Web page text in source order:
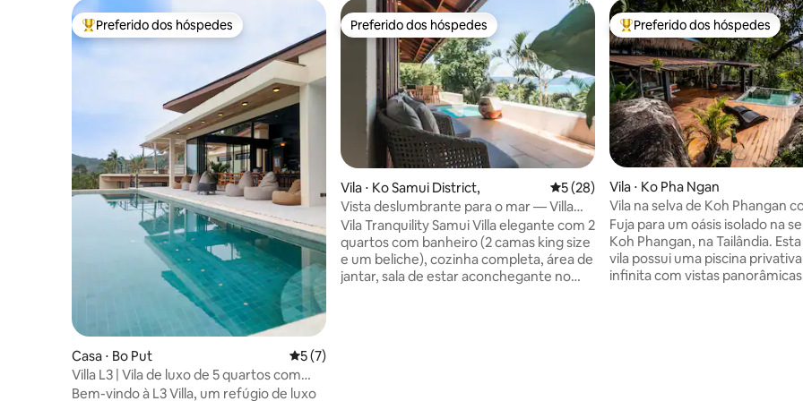
Entre os melhores preferidos dos hóspedes
Preferido dos hóspedes
Casa ⋅ Bo Put 5 de uma avaliação média de 5, 7 avaliações
5 (7)
Villa L3 | Vila de luxo de 5 quartos com
piscina privativa
Bem-vindo à L3 Villa, um refúgio de luxo
Preferido dos hóspedes
Preferido dos hóspedes
Vila ⋅ Ko Samui District, 5 de uma avaliação média de 5, 28
5 (28)
Vista deslumbrante para o mar — Villa
Tranquility
Vila Tranquility Samui Villa elegante com 2
quartos com banheiro (2 camas king size
e um beliche), cozinha completa, área de
jantar, sala de estar aconchegante no
Entre os melhores preferidos
Preferido dos hóspedes
Vila ⋅ Ko Pha Ngan
Vila na selva de Koh Phangan
de borda infinita e vista para o
Fuja para um oásis isolado na
Koh Phangan, na Tailândia. Esta luxuosa
vila possui uma piscina
infinita com vistas panorâmicas